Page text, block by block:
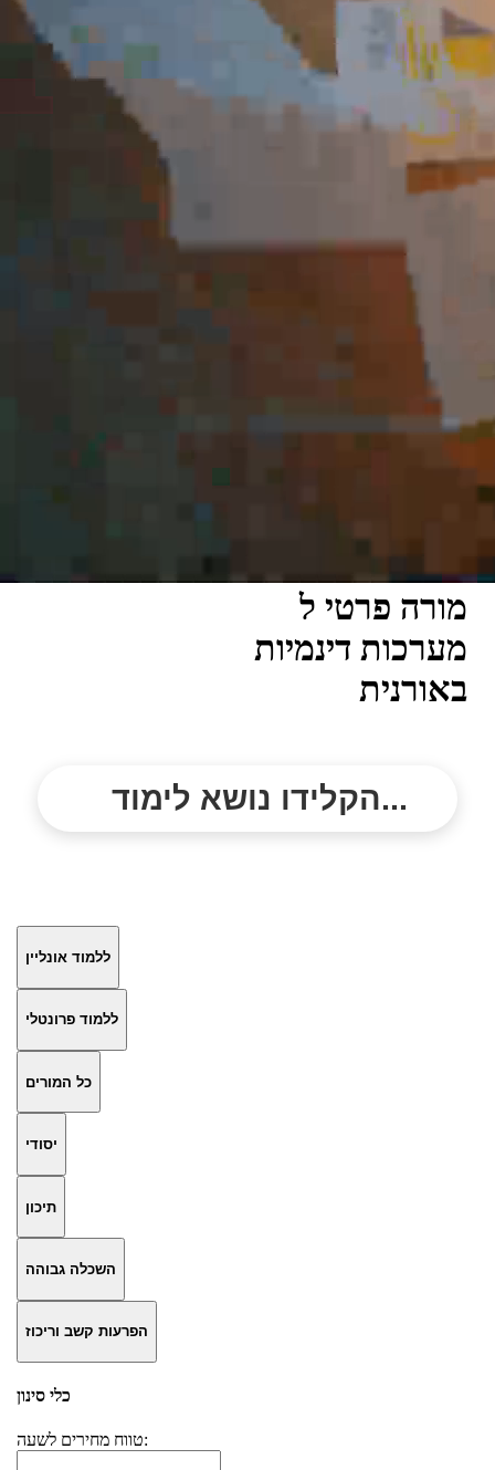
מורה פרטי ל
מערכות דינמיות
באורנית
הקלידו נושא לימוד...
ללמוד אונליין
ללמוד פרונטלי
כל המורים
יסודי
תיכון
השכלה גבוהה
הפרעות קשב וריכוז
כלי סינון
טווח מחירים לשעה: